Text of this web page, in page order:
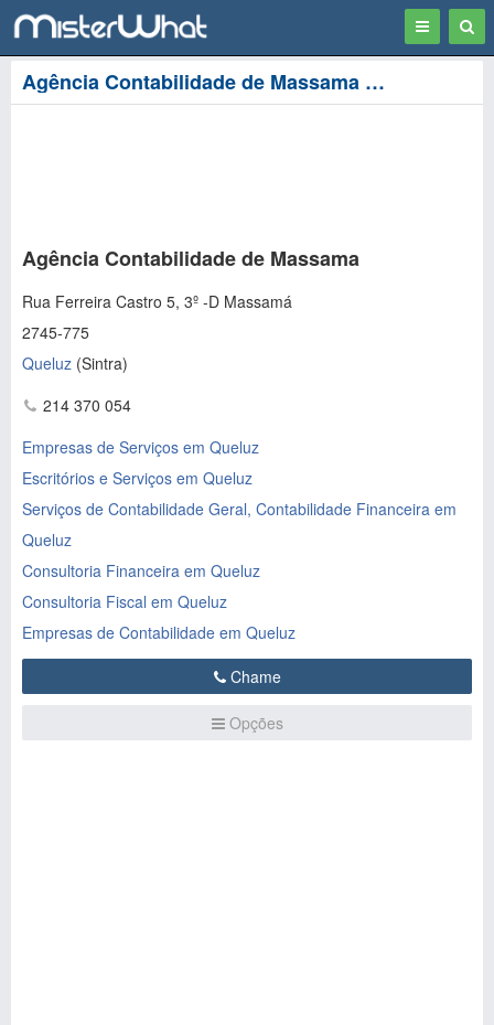
Toggle
navigation
Agência Contabilidade de Massama em Queluz
Agência Contabilidade de Massama
Rua Ferreira Castro 5, 3º -D Massamá
2745-775
Queluz (Sintra)
214 370 054
Empresas de Serviços em Queluz
Escritórios e Serviços em Queluz
Serviços de Contabilidade Geral, Contabilidade Financeira em
Queluz
Consultoria Financeira em Queluz
Consultoria Fiscal em Queluz
Empresas de Contabilidade em Queluz
Chame
Opções